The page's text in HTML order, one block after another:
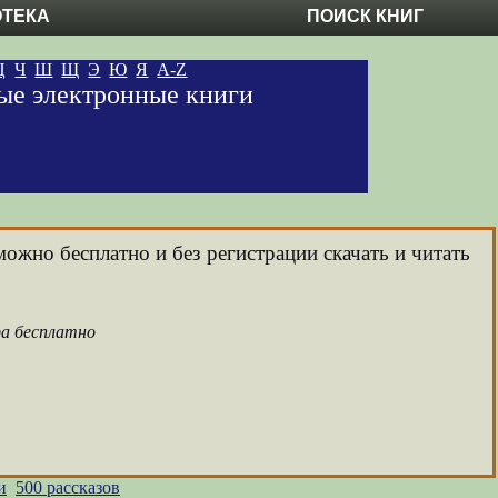
ПОИСК КНИГ
Ч Ш Щ Э Ю Я A-Z
электронные книги
бесплатно и без регистрации скачать и читать
бесплатно
500 рассказов